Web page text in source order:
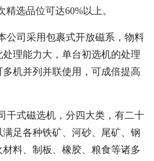
选品位可达60%以上。
公司采用包裹式开放磁系，物料
理能力大，单台初选机的处理
机并列并联使用，可成倍提高
干式磁选机，分四大类，有二十
足各种铁矿、河砂、尾矿、钢
料、制板、橡胶、粮食等诸多